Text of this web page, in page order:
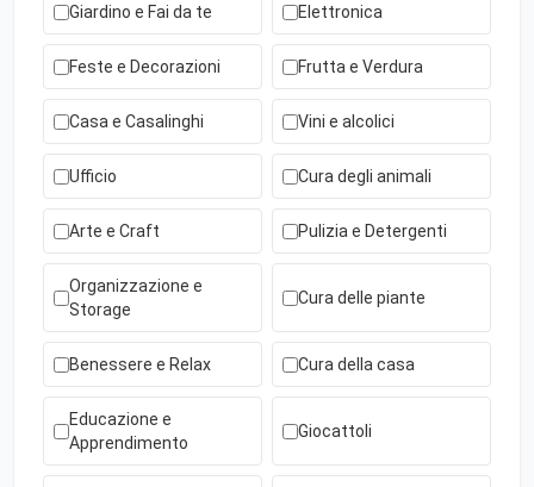
Giardino e Fai da te Elettronica
Feste e Decorazioni Frutta e Verdura
Casa e Casalinghi Vini e alcolici
Ufficio Cura degli animali
Arte e Craft Pulizia e Detergenti
Organizzazione e
Storage
Cura delle piante
Benessere e Relax Cura della casa
Educazione e
Apprendimento
Giocattoli